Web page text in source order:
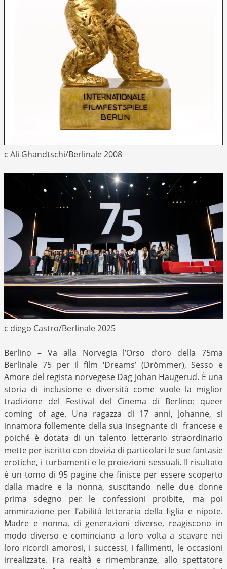
c Ali Ghandtschi/Berlinale 2008
c diego Castro/Berlinale 2025
Berlino – Va alla Norvegia l’Orso d’oro della 75ma
Berlinale 75 per il film ‘Dreams’ (Drömmer), Sesso e
Amore del regista norvegese Dag Johan Haugerud. È una
storia di inclusione e diversità come vuole la miglior
tradizione del Festival del Cinema di Berlino: queer
coming of age. Una ragazza di 17 anni, Johanne, si
innamora follemente della sua insegnante di francese e
poiché è dotata di un talento letterario straordinario
mette per iscritto con dovizia di particolari le sue fantasie
erotiche, i turbamenti e le proiezioni sessuali. Il risultato
è un tomo di 95 pagine che finisce per essere scoperto
dalla madre e la nonna, suscitando nelle due donne
prima sdegno per le confessioni proibite, ma poi
ammirazione per l’abilità letteraria della figlia e nipote.
Madre e nonna, di generazioni diverse, reagiscono in
modo diverso e cominciano a loro volta a scavare nei
loro ricordi amorosi, i successi, i fallimenti, le occasioni
irrealizzate. Fra realtà e rimembranze, allo spettatore